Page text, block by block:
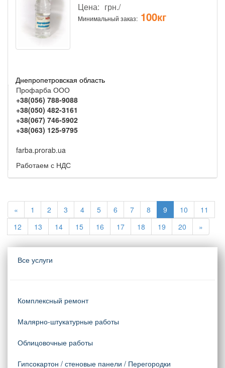
Цена: грн./
Минимальный заказ: 100кг
Днепропетровская область
Профарба ООО
+38(056) 788-9088
+38(050) 482-3161
+38(067) 746-5902
+38(063) 125-9795
farba.prorab.ua
Работаем с НДС
« 1 2 3 4 5 6 7 8 9 10
11
12
13 14 15 16 17 18 19 20 »
Все услуги
Комплексный ремонт
Малярно-штукатурные работы
Облицовочные работы
Гипсокартон / стеновые панели / Перегородки